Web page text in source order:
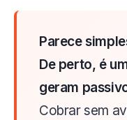
Parece
De perto, é
geram
Cobrar sem